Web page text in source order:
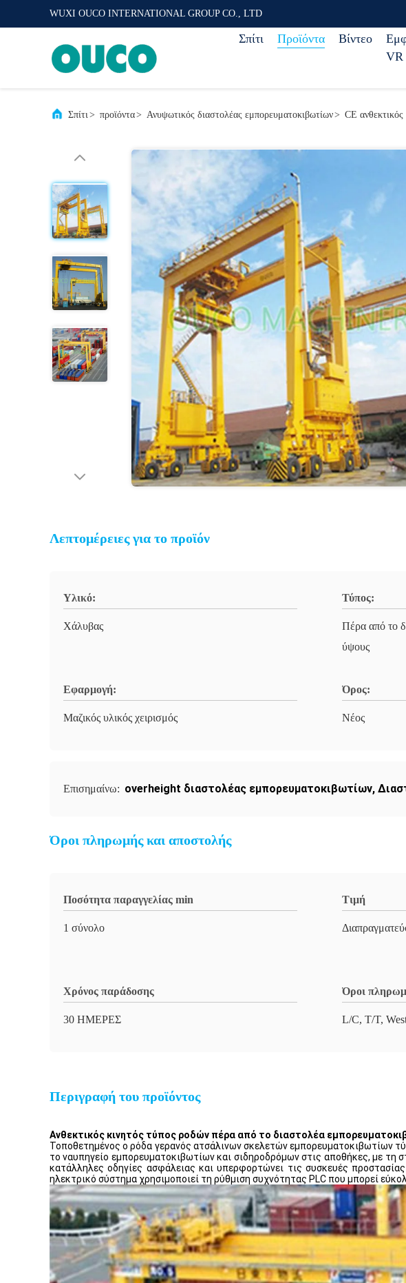
WUXI OUCO INTERNATIONAL GROUP CO., LTD
Σπίτι Προϊόντα Βίντεο
VR
Σπίτι> προϊόντα> Ανυψωτικός διαστολέας εμπορευματοκιβωτίων> CE
Λεπτομέρειες για το προϊόν
Υλικό:
Χάλυβας
Τύπος:
Πέρα από το
ύψους
Εφαρμογή:
Μαζικός υλικός χειρισμός
Όρος:
Νέος
Επισημαίνω: overheight διαστολέας εμπορευματοκιβωτίων,
Όροι πληρωμής και αποστολής
Ποσότητα παραγγελίας min
1 σύνολο
Τιμή
Χρόνος παράδοσης
30 ΗΜΕΡΕΣ
Όροι
L/C, T/T,
Περιγραφή του προϊόντος
Ανθεκτικός κινητός τύπος ροδών πέρα από το διαστολέα
Τοποθετημένος ο ρόδα γερανός ατσάλινων σκελετών εμπορευματοκιβωτίων
το ναυπηγείο εμπορευματοκιβωτίων και σιδηροδρόμων στις αποθήκες, με
κατάλληλες οδηγίες ασφάλειας και υπερφορτώνει τις συσκευές
ηλεκτρικό σύστημα χρησιμοποιεί τη ρύθμιση συχνότητας PLC που μπορεί